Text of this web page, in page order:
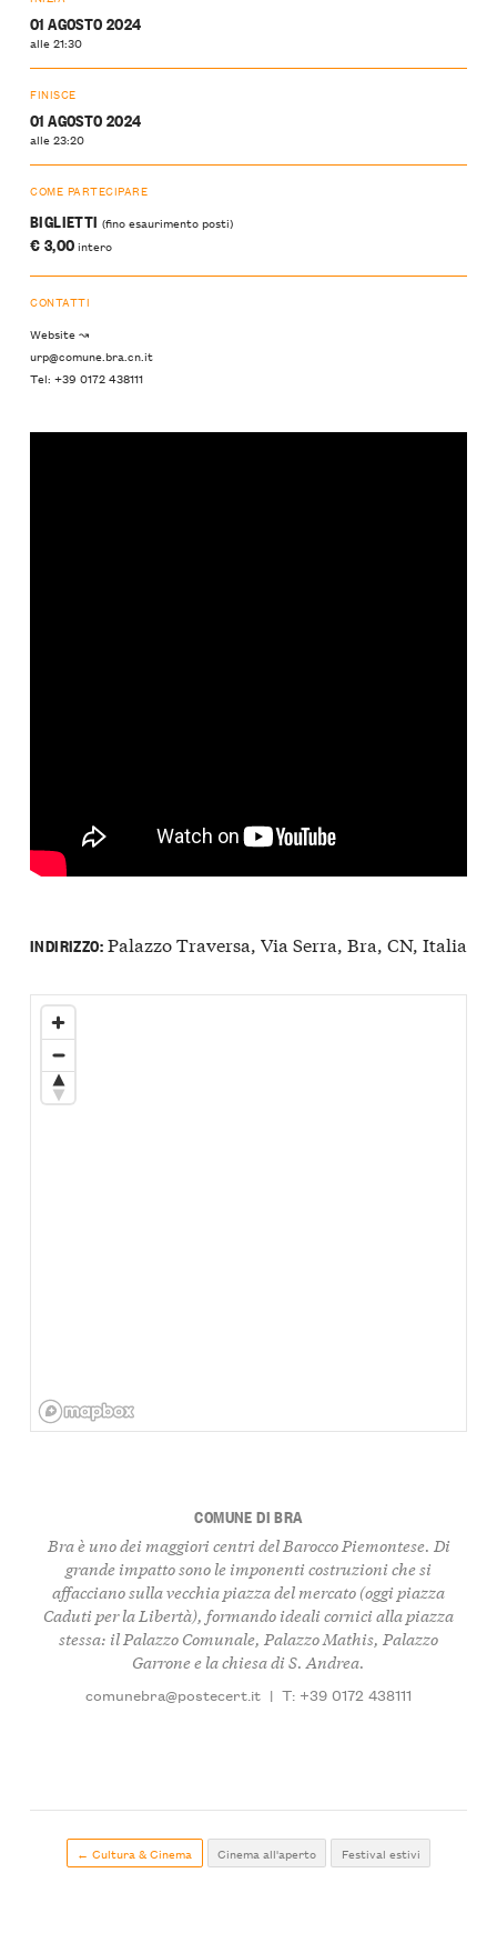
01 AGOSTO 2024
alle 21:30
FINISCE
01 AGOSTO 2024
alle 23:20
COME PARTECIPARE
BIGLIETTI (fino esaurimento posti)
€ 3,00intero
CONTATTI
Website ↝
urp@comune.bra.cn.it
Tel: +39 0172 438111
INDIRIZZO:Palazzo Traversa, Via Serra, Bra, CN, Italia
COMUNE DI BRA
Bra è uno dei maggiori centri del Barocco Piemontese. Di
grande impatto sono le imponenti costruzioni che si
affacciano sulla vecchia piazza del mercato (oggi piazza
Caduti per la Libertà), formando ideali cornici alla piazza
stessa: il Palazzo Comunale, Palazzo Mathis, Palazzo
Garrone e la chiesa di S. Andrea.
comunebra@postecert.it | T: +39 0172 438111
← Cultura & Cinema Cinema all'aperto Festival estivi